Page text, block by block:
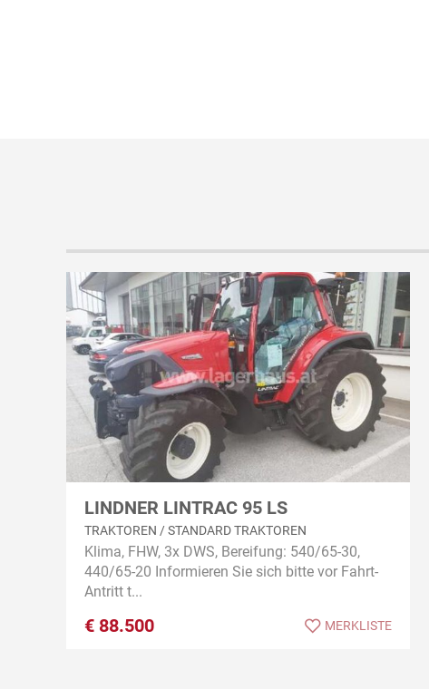
LINDNER LINTRAC 95 LS
TRAKTOREN / STANDARD TRAKTOREN
Klima, FHW, 3x DWS, Bereifung: 540/65-30,
440/65-20 Informieren Sie sich bitte vor Fahrt-
Antritt t...
€ 88.500 MERKLISTE